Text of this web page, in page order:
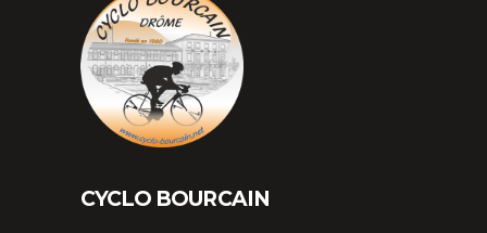
CYCLO BOURCAIN